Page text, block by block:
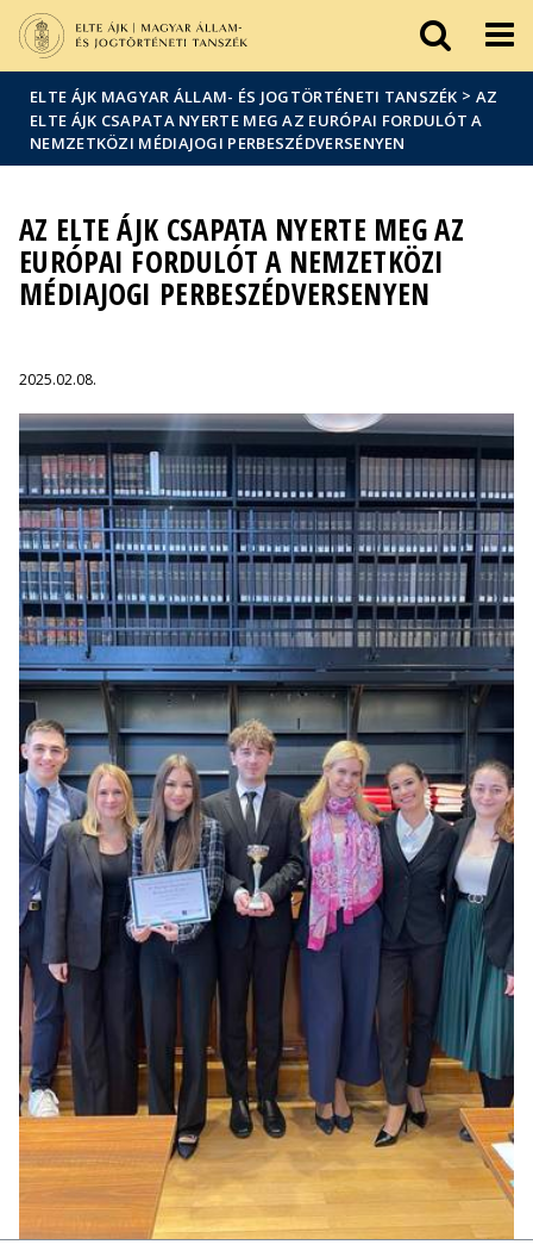
Hírek
Események
ELTE a
sajtóban
ELTE ÁJK MAGYAR ÁLLAM- ÉS JOGTÖRTÉNETI TANSZÉK > AZ
ELTE ÁJK CSAPATA NYERTE MEG AZ EURÓPAI FORDULÓT A
NEMZETKÖZI MÉDIAJOGI PERBESZÉDVERSENYEN
AZ ELTE ÁJK CSAPATA NYERTE MEG AZ
EURÓPAI FORDULÓT A NEMZETKÖZI
MÉDIAJOGI PERBESZÉDVERSENYEN
2025.02.08.